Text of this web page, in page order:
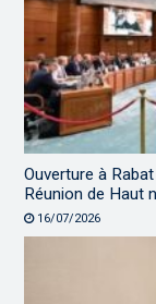
Ouverture à
Réunion de Haut
16/07/2026